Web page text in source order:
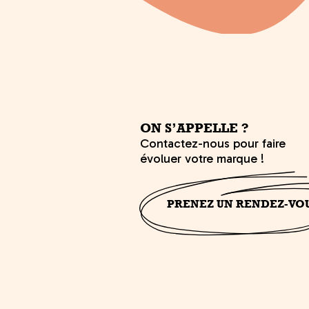
ON S’APPELLE ?
Contactez-nous pour faire
évoluer votre marque !
PRENEZ UN RENDEZ-